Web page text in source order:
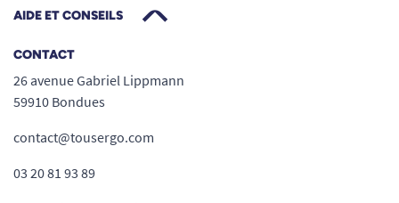
AIDE ET CONSEILS
CONTACT
26 avenue Gabriel Lippmann
59910 Bondues
contact@tousergo.com
03 20 81 93 89